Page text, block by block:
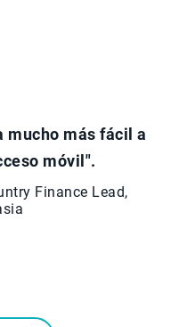
mucho más fácil a
móvil".
Finance Lead,